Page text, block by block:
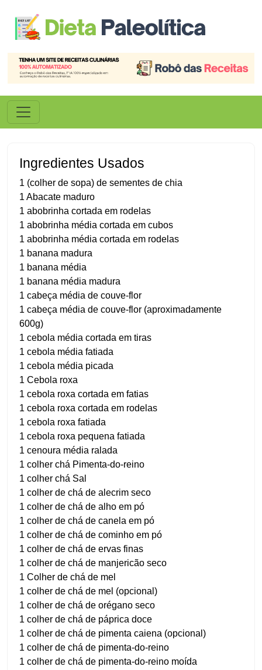
Ingredientes Usados
1 (colher de sopa) de sementes de chia
1 Abacate maduro
1 abobrinha cortada em rodelas
1 abobrinha média cortada em cubos
1 abobrinha média cortada em rodelas
1 banana madura
1 banana média
1 banana média madura
1 cabeça média de couve-flor
1 cabeça média de couve-flor (aproximadamente
600g)
1 cebola média cortada em tiras
1 cebola média fatiada
1 cebola média picada
1 Cebola roxa
1 cebola roxa cortada em fatias
1 cebola roxa cortada em rodelas
1 cebola roxa fatiada
1 cebola roxa pequena fatiada
1 cenoura média ralada
1 colher chá Pimenta-do-reino
1 colher chá Sal
1 colher de chá de alecrim seco
1 colher de chá de alho em pó
1 colher de chá de canela em pó
1 colher de chá de cominho em pó
1 colher de chá de ervas finas
1 colher de chá de manjericão seco
1 Colher de chá de mel
1 colher de chá de mel (opcional)
1 colher de chá de orégano seco
1 colher de chá de páprica doce
1 colher de chá de pimenta caiena (opcional)
1 colher de chá de pimenta-do-reino
1 colher de chá de pimenta-do-reino moída